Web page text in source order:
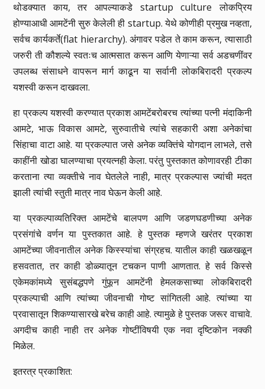
थोडक्यात काय, तर आपल्याकडे startup culture लोकप्रिय
होण्याआधी आमटेंनी सुरु केलेली ही startup. येथे कोणीही प्रमुख नव्हता,
सर्वच कार्यकर्ते(flat hierarchy). अंगावर पडेल ते काम करून, त्यासाठी
जरुरी ती कौशल्ये स्वतःच आत्मसात करून आणि येणाऱ्या सर्व अडचणींवर
उपलब्ध संसाधने वापरून मार्ग काढून या सर्वानी लोकबिरादरी प्रकल्प
यशस्वी करून दाखवला.
हा प्रकल्प यशस्वी करण्यात प्रकाश आमटेंबरोबरच त्यांच्या पत्नी मंदाकिनी
आमटे, भाऊ विकास आमटे, सुरुवातीचे त्यांचे सहकारी अशा अनेकांचा
सिंहाचा वाटा आहे. या प्रकल्पात जसे अनेक व्यक्तिंचे योगदान लाभले, तसे
काहींनी खोडा घालण्याचा प्रयत्नही केला. परंतु पुस्तकात कोणावरही टीका
करताना त्या व्यक्तीचे नाव घेतलेले नाही, मात्र प्रकल्पास ज्यांची मदत
झाली त्यांची स्तुती मात्र नाव घेऊन केली आहे.
या प्रकल्पाव्यतिरिक्त आमटेंचे बालपण आणि जडणघडणीच्या अनेक
प्रसंगांचे वर्णन या पुस्तकात आहे. हे पुस्तक म्हणजे खरंतर प्रकाश
आमटेंच्या जीवनातील अनेक किस्स्यांचा संग्रहच. यातील काही खळखळून
हसवतात, तर काही डोळ्यातून टचकन पाणी आणतात. हे सर्व किस्से
एकेमकांमध्ये सुसंबद्धपणे गुंफून आमटेंनी हेमलकसाच्या लोकबिरादरी
प्रकल्पाची आणि त्यांच्या जीवनाची गोष्ट सांगितली आहे. त्यांच्या या
प्रवासातून शिकण्यासारखे बरेच काही आहे. त्यामुळे हे पुस्तक जरूर वाचावे.
अगदीच काही नाही तर अनेक गोष्टींविषयी एक नवा दृष्टिकोन नक्की
मिळेल.
इतरत्र प्रकाशित: